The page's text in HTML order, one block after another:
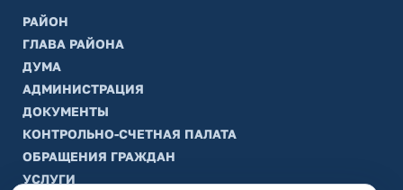
РАЙОН
ГЛАВА РАЙОНА
ДУМА
АДМИНИСТРАЦИЯ
ДОКУМЕНТЫ
КОНТРОЛЬНО-СЧЕТНАЯ ПАЛАТА
ОБРАЩЕНИЯ ГРАЖДАН
УСЛУГИ